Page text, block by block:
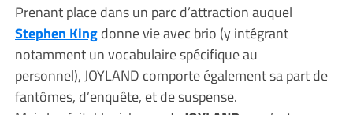
Prenant place dans un parc d’attraction auquel
Stephen Kingdonne vie avec brio (y intégrant
notamment un vocabulaire spécifique au
personnel), JOYLAND comporte également sa part de
fantômes, d’enquête, et de suspense.